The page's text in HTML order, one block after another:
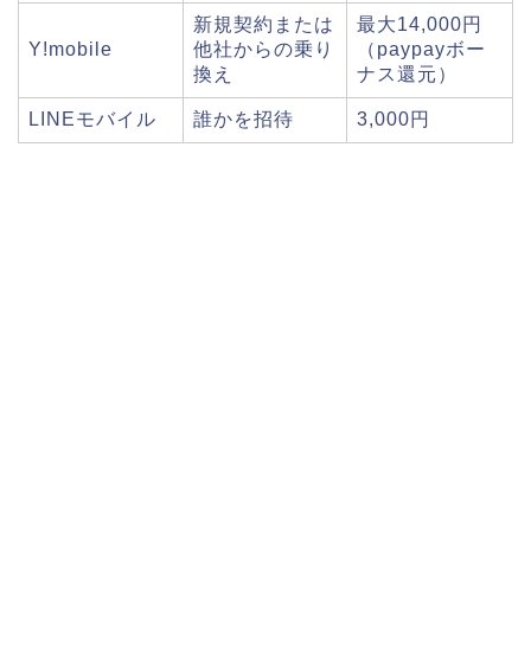
Y!mobile
新規契約または
他社からの乗り
換え
最大14,000円
（paypayボー
ナス還元）
LINEモバイル 誰かを招待 3,000円